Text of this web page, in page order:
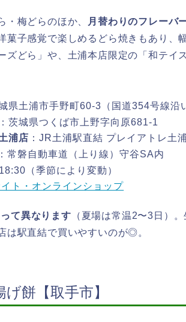
・梅どらのほか、 月替わりのフレーバ
菓子感覚で楽しめるどら焼きもあり、
ズどら」や、土浦本店限定の「和テイ
県土浦市手野町60-3（国道354号線沿
：茨城県つくば市上野字向原681-1
浦店 ：JR土浦駅直結 プレイアトレ土
：常磐自動車道（上り線）守谷SA内
（季節により変動）
ト・オンラインショップ
て異なります （夏場は常温2〜3日）
は駅直結で買いやすいのが◎。
餅【取手市】